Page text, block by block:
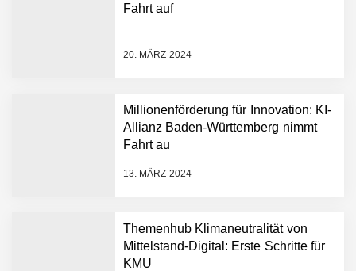
Fahrt auf
20. MÄRZ 2024
Millionenförderung für Innovation: KI-
Allianz Baden-Württemberg nimmt
Fahrt au
13. MÄRZ 2024
Themenhub Klimaneutralität von
Mittelstand-Digital: Erste Schritte für
KMU
NEURA Robotics gibt
Dollar bekannt, um den
Plattform zu beschleunigen
NEURA Robotics und
Amazon Web Services
starten strategische
AI breit auszurollen
Humanoider Roboter bringt
Hightech ins Stadion
Simulationsdienstleistung in